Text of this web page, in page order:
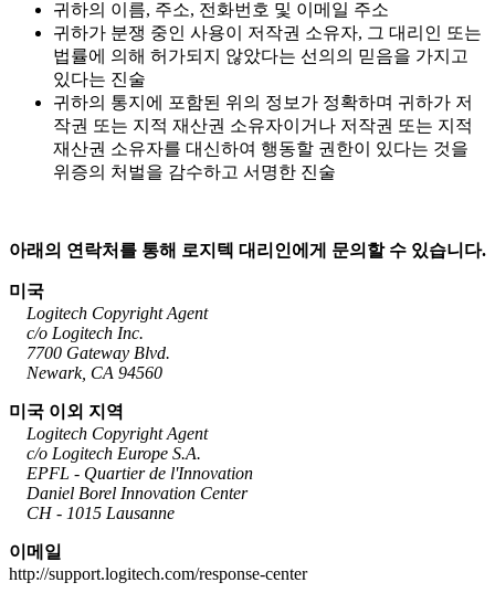
귀하의 이름, 주소, 전화번호 및 이메일 주소
귀하가 분쟁 중인 사용이 저작권 소유자, 그 대리인 또는
법률에 의해 허가되지 않았다는 선의의 믿음을 가지고
있다는 진술
귀하의 통지에 포함된 위의 정보가 정확하며 귀하가 저
작권 또는 지적 재산권 소유자이거나 저작권 또는 지적
재산권 소유자를 대신하여 행동할 권한이 있다는 것을
위증의 처벌을 감수하고 서명한 진술
아래의 연락처를 통해 로지텍 대리인에게 문의할 수 있습니다.
미국
Logitech Copyright Agent
c/o Logitech Inc.
7700 Gateway Blvd.
Newark, CA 94560
미국 이외 지역
Logitech Copyright Agent
c/o Logitech Europe S.A.
EPFL - Quartier de l'Innovation
Daniel Borel Innovation Center
CH - 1015 Lausanne
이메일
http://support.logitech.com/response-center